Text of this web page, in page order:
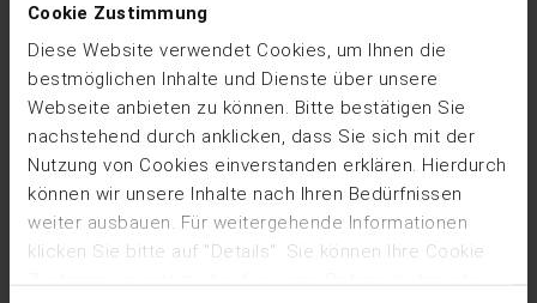
Cookie Zustimmung
Diese Website verwendet Cookies, um Ihnen die
bestmöglichen Inhalte und Dienste über unsere
Webseite anbieten zu können. Bitte bestätigen Sie
nachstehend durch anklicken, dass Sie sich mit der
Nutzung von Cookies einverstanden erklären. Hierdurch
können wir unsere Inhalte nach Ihren Bedürfnissen
weiter ausbauen. Für weitergehende Informationen
klicken Sie bitte auf "Details". Sie können Ihre Cookie
Web-Seminar Aufzeichnung
Redispatch-Entschädigungen 2026 - Wer rechnet ab? Wer
zahlt? Wer prüft?
Ansehen